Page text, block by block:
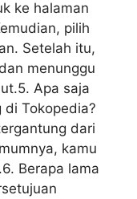
ke halaman
pilih
Setelah itu,
menunggu
Apa saja
di Tokopedia?
dari
kamu
Berapa lama